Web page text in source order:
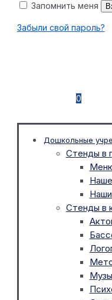
Запомнить меня
Забыли свой пароль?
0
Дошкольные
Стенды в
Стенды в